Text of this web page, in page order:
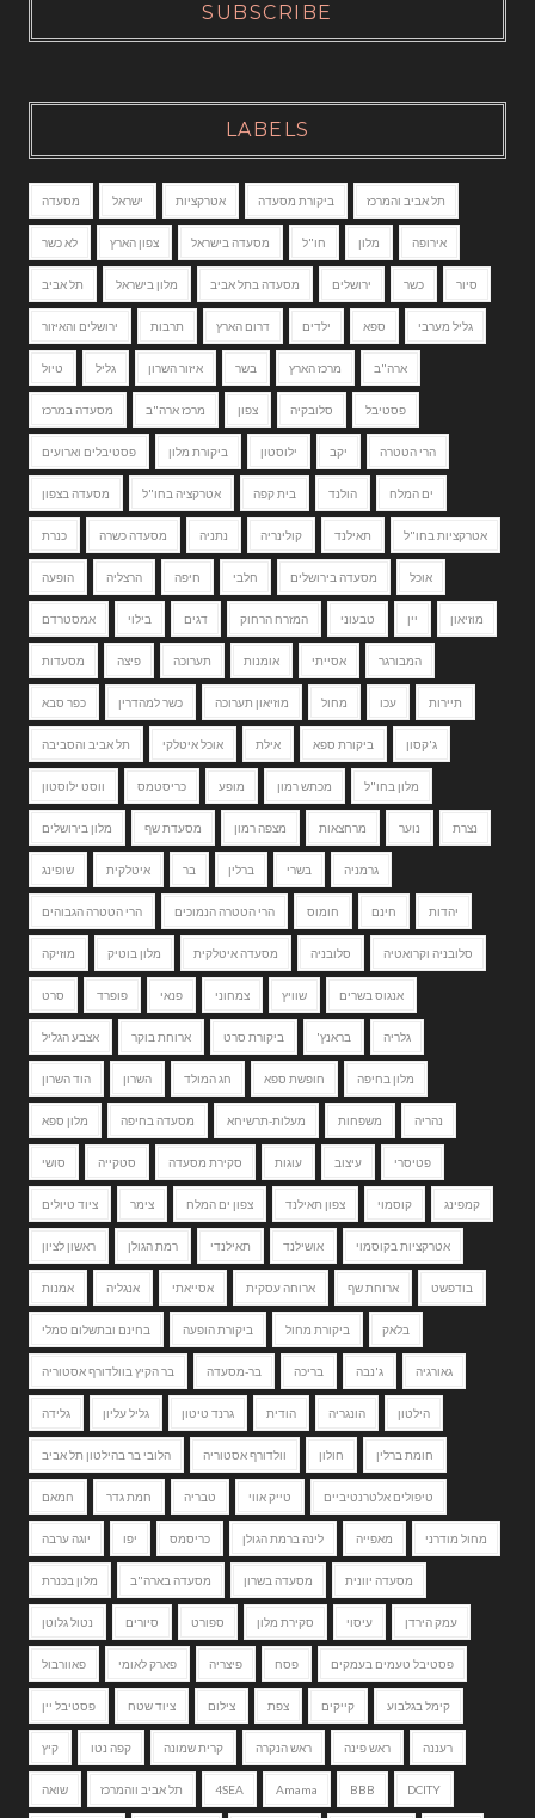
SUBSCRIBE
LABELS
מסעדה ישראל אטרקציות ביקורת מסעדה תל אביב והמרכז
לא כשר צפון הארץ מסעדה בישראל חו"ל מלון אירופה
תל אביב מלון בישראל מסעדה בתל אביב ירושלים כשר סיור
ירושלים והאיזור תרבות דרום הארץ ילדים ספא גליל מערבי
טיול גליל איזור השרון בשר מרכז הארץ ארה"ב
מסעדה במרכז מרכז ארה"ב צפון סלובקיה פסטיבל
פסטיבלים וארועים ביקורת מלון ילוסטון יקב הרי הטטרה
מסעדה בצפון אטרקציה בחו"ל בית קפה הולנד ים המלח
כנרת מסעדה כשרה נתניה קולינריה תאילנד אטרקציות בחו"ל
הופעה הרצליה חיפה חלבי מסעדה בירושלים אוכל
אמסטרדם בילוי דגים המזרח הרחוק טבעוני יין מוזיאון
מסעדות פיצה תערוכה אומנות אסייתי המבורגר
כפר סבא כשר למהדרין מוזיאון תערוכה מחול עכו תיירות
תל אביב והסביבה אוכל איטלקי אילת ביקורת ספא ג'קסון
ווסט ילוסטון כריסטמס מופע מכתש רמון מלון בחו"ל
מלון בירושלים מסעדת שף מצפה רמון מרחצאות נוער נצרת
שופינג איטלקית בר ברלין בשרי גרמניה
הרי הטטרה הגבוהים הרי הטטרה הנמוכים חומוס חינם יהדות
מוזיקה מלון בוטיק מסעדה איטלקית סלובניה סלובניה וקרואטיה
סרט פופרד פנאי צמחוני שוויץ אנגוס בשרים
אצבע הגליל ארוחת בוקר ביקורת סרט בראנץ' גלריה
הוד השרון השרון חג המולד חופשת ספא מלון בחיפה
מלון ספא מסעדה בחיפה מעלות-תרשיחא משפחות נהריה
סושי סטקייה סקירת מסעדה עוגות עיצוב פטיסרי
ציוד טיולים צימר צפון ים המלח צפון תאילנד קוסמוי קמפינג
ראשון לציון רמת הגולן תאילנדי אושילנד אטרקציות בקוסמוי
אמנות אנגליה אסייאתי ארוחה עסקית ארוחת שף בודפשט
בחינם ובתשלום סמלי ביקורת הופעה ביקורת מחול בלאק
בר הקיץ בוולדורף אסטוריה בר-מסעדה בריכה ג'נבה גאורגיה
גלידה גליל עליון גרנד טיטון הודית הונגריה הילטון
הלובי בר בהילטון תל אביב וולדורף אסטוריה חולון חומת ברלין
חמאם חמת גדר טבריה טייק אווי טיפולים אלטרנטיביים
יוגה ערבה יפו כריסמס לינה ברמת הגולן מאפייה מחול מודרני
מלון בכנרת מסעדה בארה"ב מסעדה בשרון מסעדה יוונית
נטול גלוטן סיורים ספורט סקירת מלון עיסוי עמק הירדן
פאוורבול פארק לאומי פיצריה פסח פסטיבל טעמים בעמקים
פסטיבל יין ציוד שטח צילום צפת קייקים קימל בגלבוע
קיץ קפה נטו קרית שמונה ראש הנקרה ראש פינה רעננה
שואה תל אביב ווהמרכז 4SEA Amama BBB DCITY